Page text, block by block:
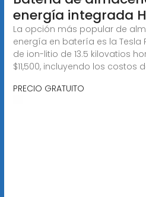
energía integrada
La opción más popular de
energía en batería es la Tesla
de ion-litio de 13.5 kilovatios
$11,500, incluyendo los costos
PRECIO GRATUITO